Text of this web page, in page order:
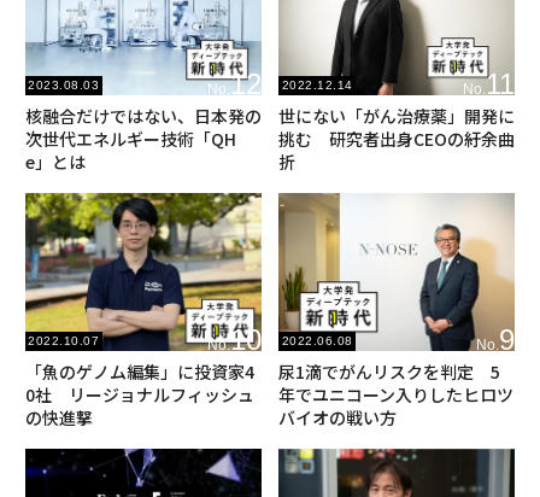
2023.08.03 No.12
核融合だけではない、日本発の
次世代エネルギー技術「QH
e」とは
2022.12.14 No.11
世にない「がん治療薬」開発に
挑む 研究者出身CEOの紆余曲
折
2022.10.07 No.10
「魚のゲノム編集」に投資家4
0社 リージョナルフィッシュ
の快進撃
2022.06.08 No. 9
尿1滴でがんリスクを判定 5
年でユニコーン入りしたヒロツ
バイオの戦い方